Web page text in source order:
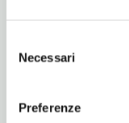
delNecessari
Preferenze